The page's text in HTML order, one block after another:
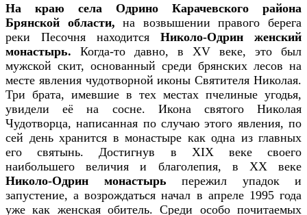
На краю села Одрино Карачевского района
Брянской области, на возвышении правого берега
реки Песочня находится Николо-Одрин женский
монастырь. Когда-то давно, в ХV веке, это был
мужской скит, основанный среди брянских лесов на
месте явления чудотворной иконы Святителя Николая.
Три брата, имевшие в тех местах пчелиные угодья,
увидели её на сосне. Икона святого Николая
Чудотворца, написанная по случаю этого явления, по
сей день хранится в монастыре как одна из главных
его святынь. Достигнув в ХIХ веке своего
наибольшего величия и благолепия, в ХХ веке
Николо-Одрин монастырь пережил упадок и
запустение, а возрождаться начал в апреле 1995 года
уже как женская обитель. Среди особо почитаемых